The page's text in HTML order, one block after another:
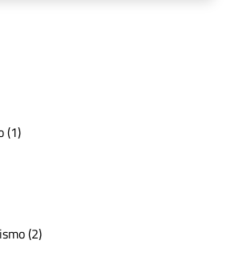
(1)
(2)